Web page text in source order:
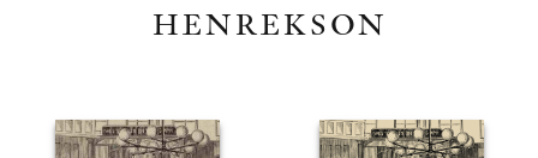
HENREKSON